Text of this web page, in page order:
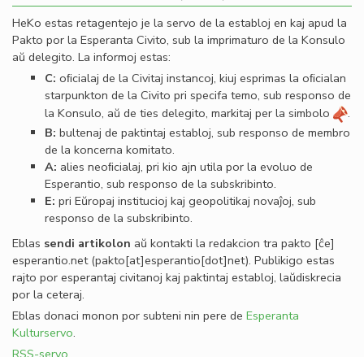
HeKo estas retagentejo je la servo de la establoj en kaj apud la
Pakto por la Esperanta Civito, sub la imprimaturo de la Konsulo
aŭ delegito. La informoj estas:
C: oﬁcialaj de la Civitaj instancoj, kiuj esprimas la oﬁcialan
starpunkton de la Civito pri specifa temo, sub responso de
la Konsulo, aŭ de ties delegito, markitaj per la simbolo
.
B: bultenaj de paktintaj establoj, sub responso de membro
de la koncerna komitato.
A: alies neoﬁcialaj, pri kio ajn utila por la evoluo de
Esperantio, sub responso de la subskribinto.
E: pri Eŭropaj institucioj kaj geopolitikaj novaĵoj, sub
responso de la subskribinto.
Eblas sendi artikolon aŭ kontakti la redakcion tra pakto [ĉe]
esperantio.net(pakto[at]esperantio[dot]net). Publikigo estas
rajto por esperantaj civitanoj kaj paktintaj establoj, laŭdiskrecia
por la ceteraj.
Eblas donaci monon por subteni nin pere de Esperanta
Kulturservo.